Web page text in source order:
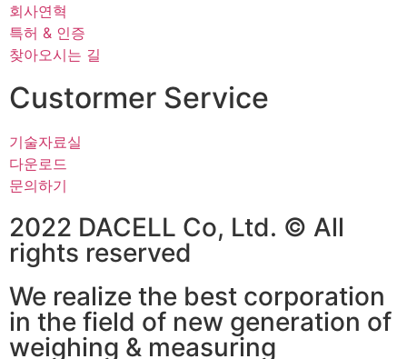
회사연혁
특허 & 인증
찾아오시는 길
Custormer Service
기술자료실
다운로드
문의하기
2022 DACELL Co, Ltd. © All
rights reserved
We realize the best corporation
in the field of new generation of
weighing & measuring